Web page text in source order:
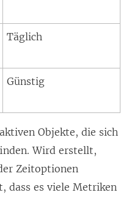
Täglich
Günstig
Objekte, die sich
Wird erstellt,
Zeitoptionen
dass es viele Metriken